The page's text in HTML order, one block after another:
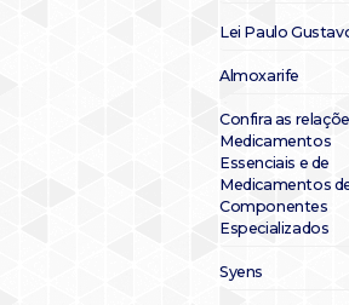
Lei Paulo
Almoxarife
Confira as
Medicamentos
Essenciais e de
Medicamentos
Componentes
Especializados
Syens